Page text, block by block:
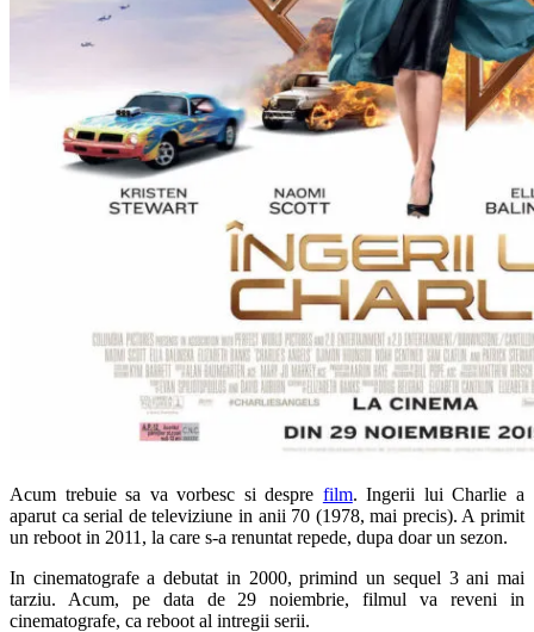
Acum trebuie sa va vorbesc si despre film. Ingerii lui Charlie a
aparut ca serial de televiziune in anii 70 (1978, mai precis). A primit
un reboot in 2011, la care s-a renuntat repede, dupa doar un sezon.
In cinematografe a debutat in 2000, primind un sequel 3 ani mai
tarziu. Acum, pe data de 29 noiembrie, filmul va reveni in
cinematografe, ca reboot al intregii serii.